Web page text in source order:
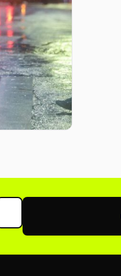
e
email para newsletter